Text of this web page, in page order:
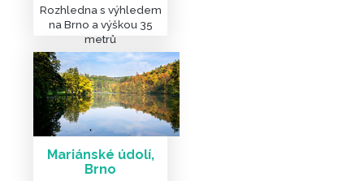
Rozhledna s výhledem
na Brno a výškou 35
metrů
Mariánské údolí,
Brno